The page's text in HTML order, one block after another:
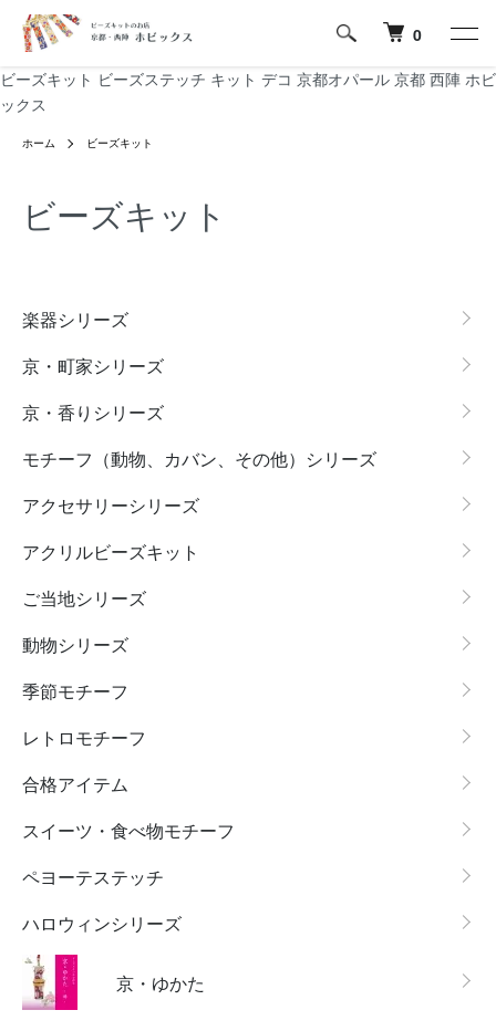
ビーズキット ビーズステッチ キット デコ 京都オパール 京都 西陣 ホビ
ックス
0
ホーム ビーズキット
ビーズキット
楽器シリーズ
京・町家シリーズ
京・香りシリーズ
モチーフ（動物、カバン、その他）シリーズ
アクセサリーシリーズ
アクリルビーズキット
ご当地シリーズ
動物シリーズ
季節モチーフ
レトロモチーフ
合格アイテム
スイーツ・食べ物モチーフ
ペヨーテステッチ
ハロウィンシリーズ
京・ゆかた